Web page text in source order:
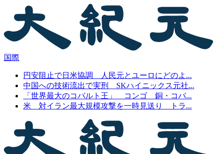
国際
円安阻止で日米協調 人民元とユーロにどのよ...
中国への技術流出で実刑 SKハイニックス元社...
「世界最大のコバルト王」 コンゴ 銅・コバ...
米 対イラン最大規模攻撃を一時見送り トラ...